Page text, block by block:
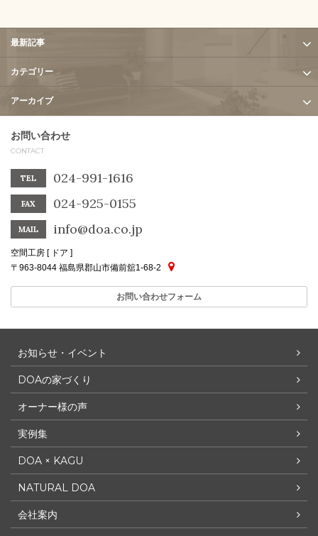
最新記事
カテゴリー
アーカイブ
お問い合わせ
CONTACT
TEL 024-991-1616
FAX 024-925-0155
MAIL info@doa.co.jp
空間工房 [ ドア ]
〒963-8044 福島県郡山市備前舘1-68-2
お問い合わせフォーム
お知らせ・イベント
DOAの家づくり
オーナー様の声
実例集
DOA × KAGU
NATURAL DOA
会社案内